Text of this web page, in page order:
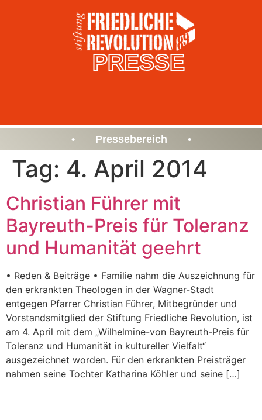
PRESSE
• Pressebereich •
Tag: 4. April 2014
Christian Führer mit
Bayreuth-Preis für Toleranz
und Humanität geehrt
• Reden & Beiträge • Familie nahm die Auszeichnung für
den erkrankten Theologen in der Wagner-Stadt
entgegen Pfarrer Christian Führer, Mitbegründer und
Vorstandsmitglied der Stiftung Friedliche Revolution, ist
am 4. April mit dem „Wilhelmine-von Bayreuth-Preis für
Toleranz und Humanität in kultureller Vielfalt“
ausgezeichnet worden. Für den erkrankten Preisträger
nahmen seine Tochter Katharina Köhler und seine […]